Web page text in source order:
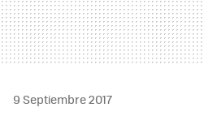
9 Septiembre 2017